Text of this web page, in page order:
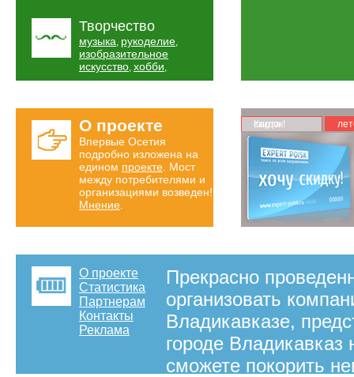
Творчество
музыка, рукоделие,
изобразительное
искусство, хобби,
О проекте
Впервые Осетия
подробно изложена на
едином проекте . Мост
между потребителями и
организациями возведен!
Мнение
Карта скидок!
О проекте
Статистика
Партнерам
Контакты
Реклама
Прекрасно
организовать
Владикавказе,
городе Владикавказ
сможете покорить